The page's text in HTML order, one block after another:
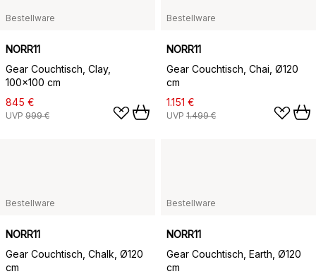
Bestellware
NORR11
Gear Couchtisch, Clay,
100x100 cm
845 €
UVP 999 €
Bestellware
NORR11
Gear Couchtisch, Chai, Ø120
cm
1.151 €
UVP 1.499 €
Bestellware
NORR11
Gear Couchtisch, Chalk, Ø120
cm
Bestellware
NORR11
Gear Couchtisch, Earth, Ø120
cm